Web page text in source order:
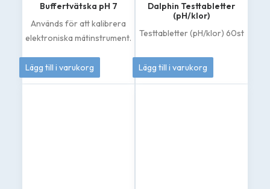
Buffertvätska pH 7
Används för att kalibrera
elektroniska mätinstrument.
50kr
Lägg till i varukorg
Dalphin Testtabletter
(pH/klor)
Testtabletter (pH/klor) 60st
144kr
Lägg till i varukorg